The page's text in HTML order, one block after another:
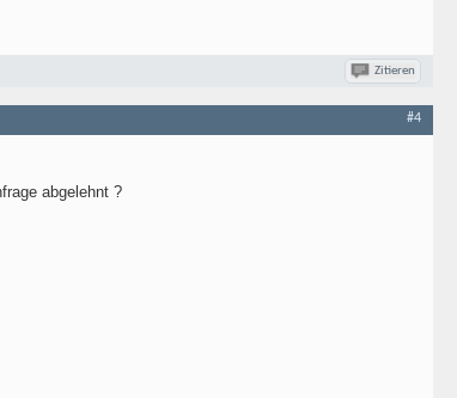
Zitieren
#4
abgelehnt ?